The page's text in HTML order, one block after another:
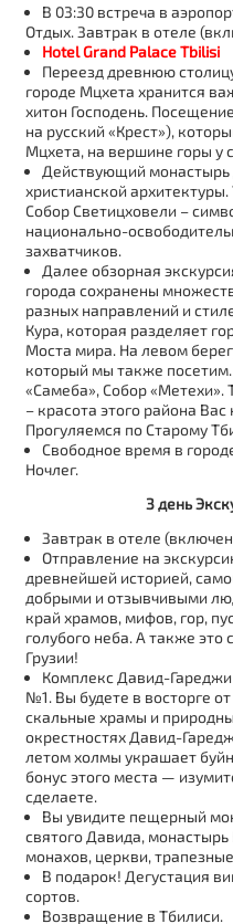
В 03:30 встреча в
Отдых. Завтрак в отеле
Hotel Grand Palace Tbilisi
Переезд древнюю
городе Мцхета хранится
хитон Господень.
на русский «Крест»),
Мцхета, на вершине горы у
Действующий
христианской
Собор Светицховели –
национально-
захватчиков.
Далееобзорная
города сохранены
разных направлений и
Кура, которая разделяет
Моста мира. На левом
который мы также
«Самеба», Собор
– красота этого района
Прогуляемся по Старому
Свободное время в
Ночлег.
3 день
Завтрак в отеле
Отправление на
древнейшей историей,
добрыми и отзывчивыми
край храмов, мифов, гор,
голубого неба. А также
Грузии!
Комплекс Давид-Гареджи
№1. Вы будете в восторге
скальные храмы и
окрестностях Давид-
летом холмы украшает
бонус этого места —
сделаете.
Вы увидите пещерный
святого Давида,
монахов, церкви,
В подарок! Дегустация
сортов.
Возвращение в Тбилиси.